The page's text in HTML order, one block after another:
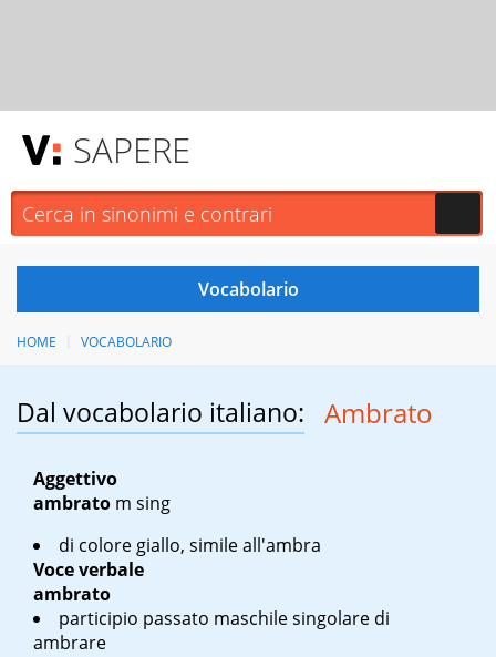
SAPERE
HOME VOCABOLARIO
Dal vocabolario italiano: Ambrato
Aggettivo
ambrato m sing
di colore giallo, simile all'ambra
Voce verbale
ambrato
participio passato maschile singolare di
ambrare